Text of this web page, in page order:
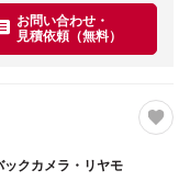
お問い合わせ・
見積依頼（無料）
クカメラ・リヤモ